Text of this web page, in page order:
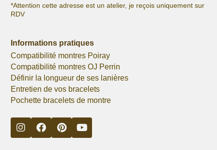
*Attention cette adresse est un atelier, je reçois uniquement sur
RDV
Informations pratiques
Compatibilité montres Poiray
Compatibilité montres OJ Perrin
Définir la longueur de ses lanières
Entretien de vos bracelets
Pochette bracelets de montre